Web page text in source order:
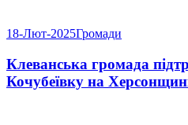
18-Лют-2025Громади
Клеванська громада
Кочубеївку на